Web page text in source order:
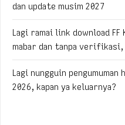
dan update musim 2027
Lagi ramai link download
mabar dan tanpa
Lagi nungguin pengumuman
2026, kapan ya keluarnya?